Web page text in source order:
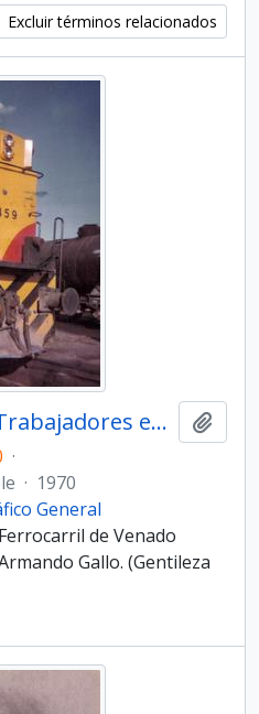
Excluir términos relacionados
ITEM 0160 - 1970 – Trabajadores en Ferrocarril de Venado Tuerto.
·
· 1970
General
de Venado
Gallo. (Gentileza